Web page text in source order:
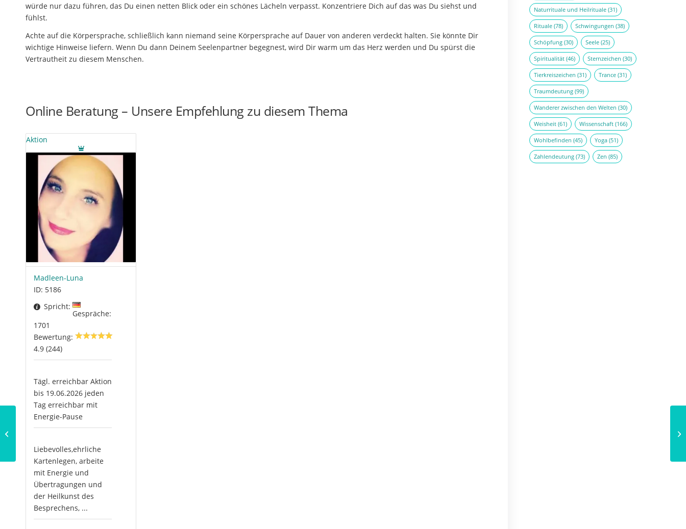
würde nur dazu führen, das Du einen netten Blick oder ein schönes Lächeln verpasst. Konzentriere Dich auf das was Du siehst und
fühlst.
Achte auf die Körpersprache, schließlich kann niemand seine Körpersprache auf Dauer von anderen verdeckt halten. Sie könnte Dir
wichtige Hinweise liefern. Wenn Du dann Deinem Seelenpartner begegnest, wird Dir warm um das Herz werden und Du spürst die
Vertrautheit zu diesem Menschen.
Online Beratung – Unsere Empfehlung zu diesem Thema
Aktion
Madleen-Luna
ID: 5186
Spricht:
Gespräche:
1701
Bewertung:
4.9 (244)
Tägl. erreichbar Aktion
bis 19.06.2026 jeden
Tag erreichbar mit
Energie-Pause
Liebevolles,ehrliche
Kartenlegen, arbeite
mit Energie und
Übertragungen und
der Heilkunst des
Besprechens, ...
Naturrituale und Heilrituale (31)
Rituale (78) Schwingungen (38)
Schöpfung (30) Seele (25)
Spiritualität (46) Sternzeichen (30)
Tierkreiszeichen (31) Trance (31)
Traumdeutung (99)
Wanderer zwischen den Welten (30)
Weisheit (61) Wissenschaft (166)
Wohlbefinden (45) Yoga (51)
Zahlendeutung (73) Zen (85)
Wie kann Astrologie bei